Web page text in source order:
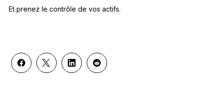
Et prenez le contrôle de vos actifs.